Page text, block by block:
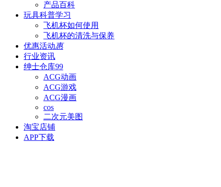
产品百科
玩具科普学习
飞机杯如何使用
飞机杯的清洗与保养
优惠活动惠
行业资讯
绅士仓库99
ACG动画
ACG游戏
ACG漫画
cos
二次元美图
淘宝店铺
APP下载